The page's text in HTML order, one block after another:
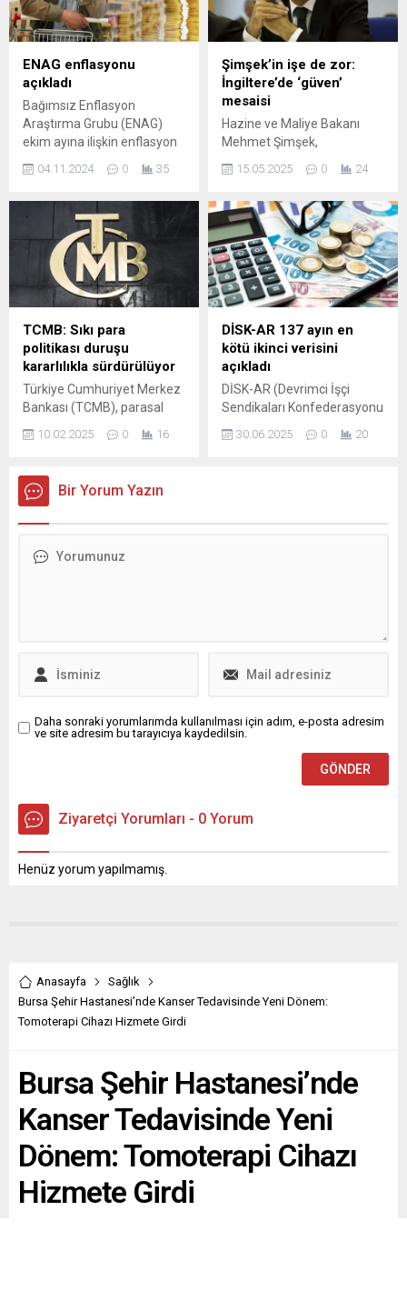
hafifletmek amacıyla ...
düzenlemeleri duyurarak bu
alanda daha aktif bir küresel
rol üstlenmeyi
amaçladıklarını belirtti.
HİZMET İHRACATINA
DESTEK ATILIYOR Bakan
paylaşımlarında Türkiye’nin
hizmet ihracatında...
ENAG enflasyonu
açıkladı
Bağımsız Enflasyon
Araştırma Grubu (ENAG)
ekim ayına ilişkin enflasyon
ekim ayında enflasyon aylık
yıllık enflasyon yüzde 89,77
olarak gerçekleşti. İstanbul
Ticaret Odası (İTO) ise
İstanbul'un ...
04.11.2024 0 35
Şimşek’in işe de zor:
İngiltere’de ‘güven’
mesaisi
Hazine ve Maliye Bakanı
Mehmet Şimşek,
Londra'daki temasları
Hazine Bakanı Rachel
Reeves dahil olmak üzere
çok sayıda mevkidaşıyla ikili
görüşme gerçekleştirdi. İBB
Başkanı Ekrem
İmamoğlu'nun ...
15.05.2025 0 24
TCMB: Sıkı para
politikası duruşu
kararlılıkla sürdürülüyor
Türkiye Cumhuriyet Merkez
Bankası (TCMB), parasal
sıkılaştırma sürecine dair
yeni bir video yayımlayarak
ve alınan tedbirlerin
sonuçlarını paylaştı. Videoda
sağlandığı aktarıldı.
10.02.2025 0 16
DİSK-AR 137 ayın en
kötü ikinci verisini
açıkladı
DİSK-AR (Devrimci İşçi
Sendikaları Konfederasyonu
Araştırma Merkezi), işsizlik
verilerini açıkladı. DİSK-AR’ın
30.06.2025 0 20
Bir Yorum Yazın
Daha sonraki yorumlarımda kullanılması için adım, e-posta adresim
ve site adresim bu tarayıcıya kaydedilsin.
Ziyaretçi Yorumları - 0 Yorum
Henüz yorum yapılmamış.
Anasayfa
Sağlık
Bursa Şehir Hastanesi’nde Kanser Tedavisinde Yeni Dönem:
Tomoterapi Cihazı Hizmete Girdi
Bursa Şehir Hastanesi’nde
Kanser Tedavisinde Yeni
Dönem: Tomoterapi Cihazı
Hizmete Girdi